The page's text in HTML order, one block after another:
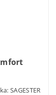
SAGESTER